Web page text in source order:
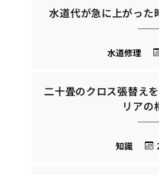
水道代が急に上がった
水道修理
二十畳のクロス張替え
リアの
知識